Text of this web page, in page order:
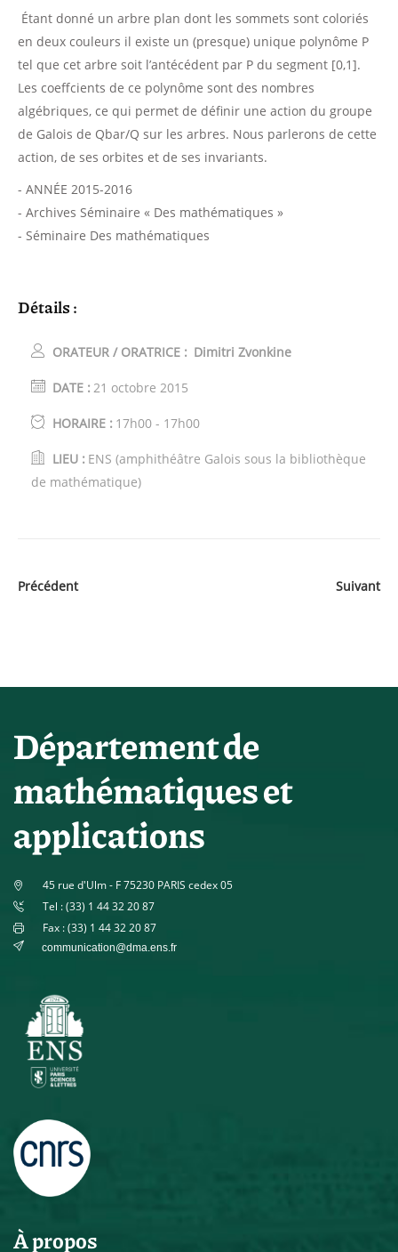
Étant donné un arbre plan dont les sommets sont coloriés
en deux couleurs il existe un (presque) unique polynôme P
tel que cet arbre soit l’antécédent par P du segment [0,1].
Les coeffcients de ce polynôme sont des nombres
algébriques, ce qui permet de définir une action du groupe
de Galois de Qbar/Q sur les arbres. Nous parlerons de cette
action, de ses orbites et de ses invariants.
- ANNÉE 2015-2016
- Archives Séminaire « Des mathématiques »
- Séminaire Des mathématiques
Détails :
ORATEUR / ORATRICE : Dimitri Zvonkine
DATE : 21 octobre 2015
HORAIRE : 17h00 - 17h00
LIEU : ENS (amphithéâtre Galois sous la bibliothèque
de mathématique)
Précédent Suivant
Département de
mathématiques et
applications
45 rue d'Ulm - F 75230 PARIS cedex 05
Tel : (33) 1 44 32 20 87
Fax : (33) 1 44 32 20 87
communication@dma.ens.fr
À propos